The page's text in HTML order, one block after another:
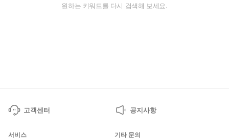
원하는 키워드를 다시 검색해 보세요.
고객센터 공지사항
서비스 기타 문의